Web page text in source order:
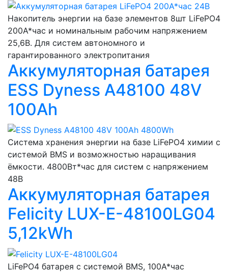
Накопитель энергии на базе элементов 8шт LiFePO4
200A*час и номинальным рабочим напряжением
25,6В. Для систем автономного и
гарантированного электропитания
Аккумуляторная батарея
ESS Dyness A48100 48V
100Ah
Система хранения энергии на базе LiFePO4 химии с
системой BMS и возможностью наращивания
ёмкости. 4800Вт*час для систем с напряжением
48В
Аккумуляторная батарея
Felicity LUX-E-48100LG04
5,12kWh
LiFePO4 батарея с системой BMS, 100А*час